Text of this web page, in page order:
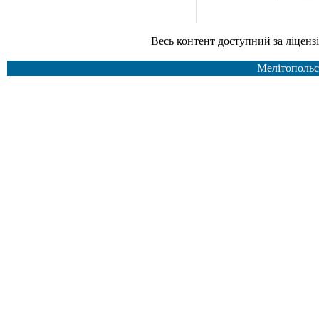
Весь контент доступний за ліцензією Creative